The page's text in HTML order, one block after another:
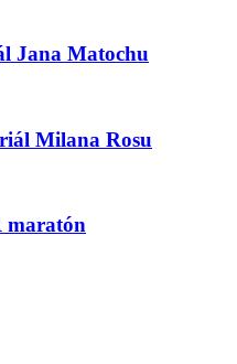
Jana Matochu
Milana Rosu
maratón